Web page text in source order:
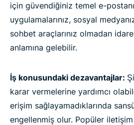
için güvendiğiniz temel e-
uygulamalarınız, sosyal
sohbet araçlarınız olmadan
anlamına gelebilir.
İş konusundaki dezavantajlar:
karar vermelerine yardımcı
erişim sağlayamadıklarında
engellenmiş olur. Popüler